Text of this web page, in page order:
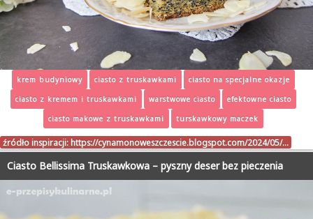
krem budyniowy ciasto z truskawkami
ciasto na specjalne okazje
ciasto z kremem i truskawkami
warstwowe ciasto
efektowne ciasto
ciasto makowe z truskawkami
turskawkowy maczek
źródło inspiracji: https://cynamonoweszczescie.blogspot.com/2024/05/…
Ciasto Bellissima Truskawkowa – pyszny deser bez pieczenia